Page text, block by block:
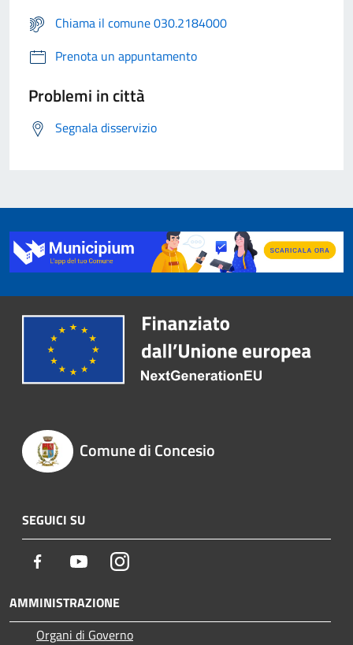
Chiama il comune 030.2184000
Prenota un appuntamento
Problemi in città
Segnala disservizio
Comune di Concesio
SEGUICI SU
Facebook YoutubeInstagram
AMMINISTRAZIONE
Organi di Governo